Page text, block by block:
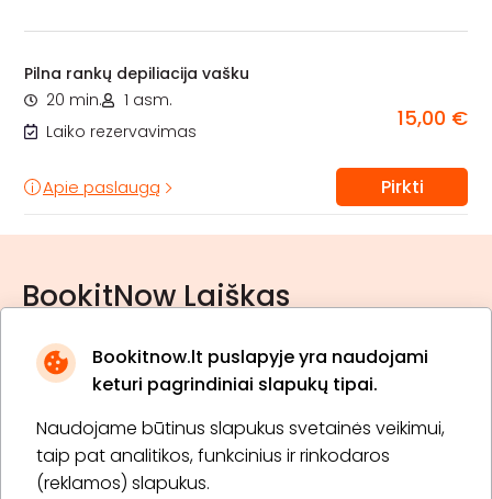
Bookitnow.lt puslapyje yra naudojami
keturi pagrindiniai slapukų tipai.
Naudojame būtinus slapukus svetainės veikimui,
taip pat analitikos, funkcinius ir rinkodaros
(reklamos) slapukus.
Pilna rankų depiliacija vašku
20 min.
1 asm.
Laiko rezervavimas
15,00 €
Apie paslaugą Pirkti
BookitNow Laiškas
* Susipažinau su privatumo politika